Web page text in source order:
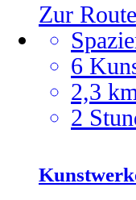
Zur Route
6
2,3
2